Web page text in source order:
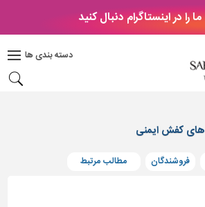
ما را در اینستاگرام دنبال کنید
دسته بندی ها
های کفش ایمنی
فروشندگان مطالب مرتبط